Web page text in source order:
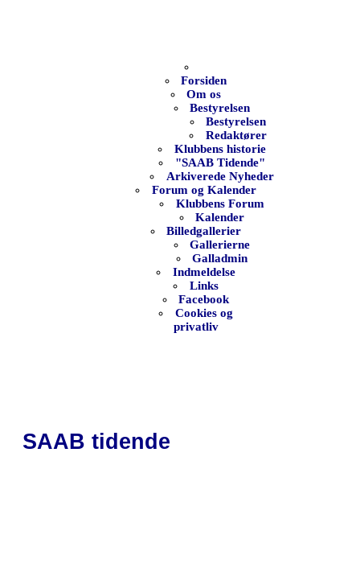
Forsiden
Om os
Bestyrelsen
Bestyrelsen
Redaktører
Klubbens historie
"SAAB Tidende"
Arkiverede Nyheder
Forum og Kalender
Klubbens Forum
Kalender
Billedgallerier
Gallerierne
Galladmin
Indmeldelse
Links
Facebook
Cookies og
privatliv
SAAB tidende